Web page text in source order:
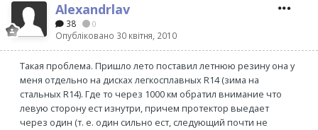
Alexandrlav
38 0
Опубліковано 30 квітня, 2010
Такая проблема. Пришло лето поставил летнюю резину она у
меня отдельно на дисках легкосплавных R14 (зима на
стальных R14). Где то через 1000 км обратил внимание что
левую сторону ест изнутри, причем протектор выедает
через один (т. е. один сильно ест, следующий почти не